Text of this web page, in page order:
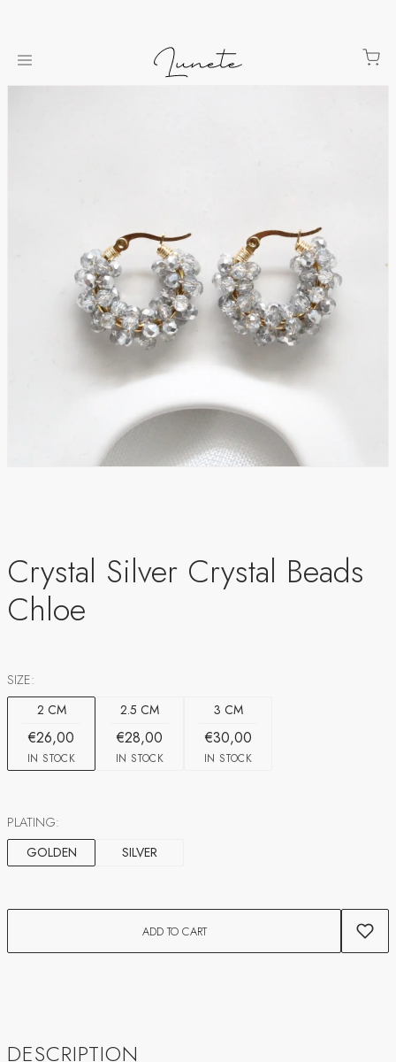
Crystal Silver Crystal Beads
Chloe
SIZE:
2 CM
€26,00
IN STOCK
2.5 CM
€28,00
IN STOCK
3 CM
€30,00
IN STOCK
PLATING:
GOLDEN
SILVER
ADD TO CART
DESCRIPTION